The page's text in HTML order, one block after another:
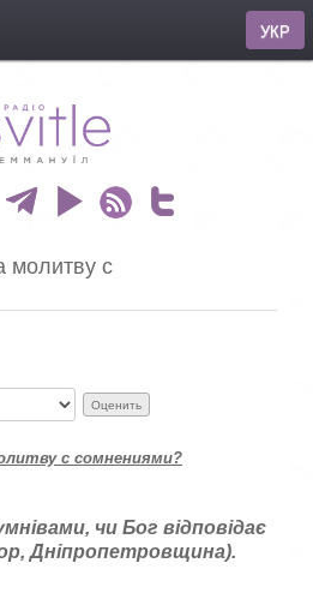
МЕНЮ
УКР
молитву с
с сомнениями?
чи Бог відповідає
Дніпропетровщина).